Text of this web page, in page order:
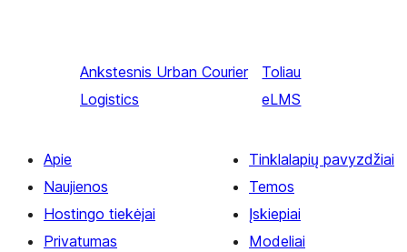
Ankstesnis Urban Courier
Logistics
Toliau
eLMS
Apie
Naujienos
Hostingo tiekėjai
Privatumas
Tinklalapių pavyzdžiai
Temos
Įskiepiai
Modeliai